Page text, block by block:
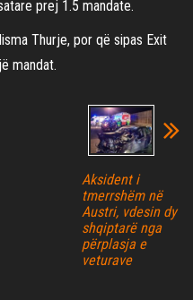
prej 1.5 mandate.
Thurje, por që sipas Exit
mandat.
Aksident i
tmerrshëm në
Austri, vdesin dy
shqiptarë nga
përplasja e
veturave